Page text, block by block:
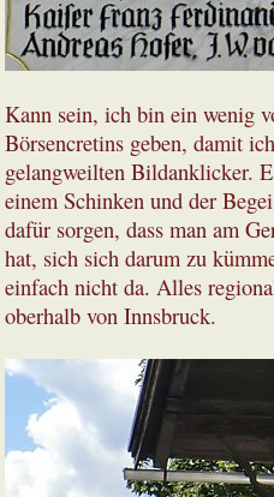
Kann sein, ich bin ein wenig
Börsencretins geben, damit
gelangweilten Bildanklicker.
einem Schinken und der
dafür sorgen, dass man am
hat, sich sich darum zu
einfach nicht da. Alles
oberhalb von Innsbruck.